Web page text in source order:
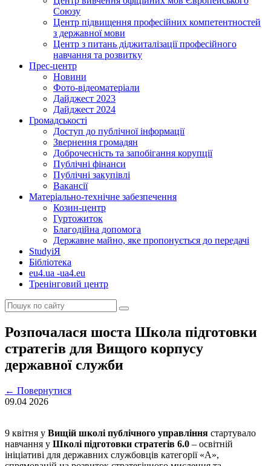
Союзу
Центр підвищення професійних компетентностей
з державної мови
Центр з питань діджиталізації професійного
навчання та розвитку
Прес-центр
Новини
Фото-відеоматеріали
Дайджест 2023
Дайджест 2024
Громадськості
Доступ до публічної інформації
Звернення громадян
Доброчесність та запобігання корупції
Публічні фінанси
Публічні закупівлі
Вакансії
Матеріально-технічне забезпечення
Козин-центр
Гуртожиток
Благодійна допомога
Державне майно, яке пропонується до передачі
StudyіЯ
Бібліотека
eu4.ua -ua4.eu
Тренінговий центр
Розпочалася шоста Школа підготовки
стратегів для Вищого корпусу
державної служби
← Повернутися
09.04 2026
9 квітня у Вищій школі публічного управління стартувало
навчання у Школі підготовки стратегів 6.0 – освітній
ініціативі для державних службовців категорії «А»,